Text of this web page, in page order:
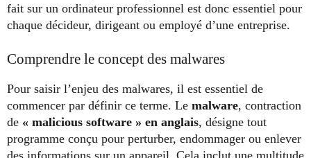
fait sur un ordinateur professionnel est donc essentiel pour
chaque décideur, dirigeant ou employé d’une entreprise.
Comprendre le concept des malwares
Pour saisir l’enjeu des malwares, il est essentiel de
commencer par définir ce terme. Le malware, contraction
de « malicious software » en anglais, désigne tout
programme conçu pour perturber, endommager ou enlever